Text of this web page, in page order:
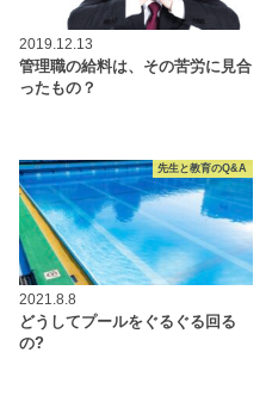
2019.12.13
管理職の給料は、その苦労に見合
ったもの？
先生と教育のQ&A
2021.8.8
どうしてプールをぐるぐる回る
の?